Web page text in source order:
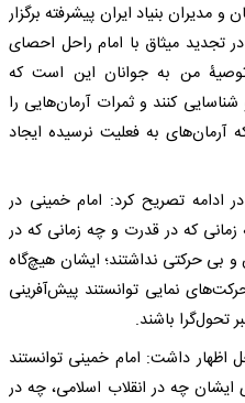
مدیران بنیاد ایران پیشرفته برگزار
تجدید میثاق با امام راحل احصای
من به جوانان این است که
کنند و ثمرات آرمان‌هایی را
آرمان‌های به فعلیت نرسیده ایجاد
تصریح کرد: امام خمینی در
که در قدرت و چه زمانی که در
حرکتی نداشتند؛ ایشان هیچ‌گاه
نمایی توانستند پیش‌آفرینی
تحول‌گرا باشند.
اظهار داشت: امام خمینی توانستند
چه در انقلاب اسلامی، چه در